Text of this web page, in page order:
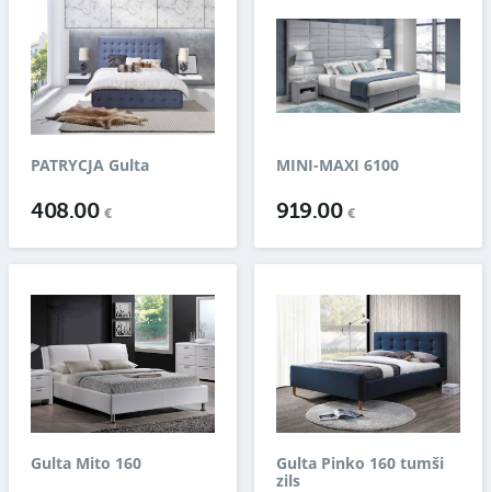
PATRYCJA Gulta
408.00€
MINI-MAXI 6100
919.00€
Gulta Mito 160
Gulta Pinko 160 tumši
zils